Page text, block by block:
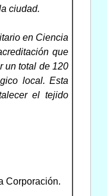
ciudad.
en Ciencia
que
un total de 120
local. Esta
el tejido
Corporación.